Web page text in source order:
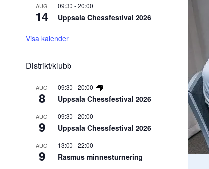
AUG
14
09:30 -20:00
Uppsala Chessfestival 2026
Visa kalender
Distrikt/klubb
AUG
8
09:30 -20:00
Uppsala Chessfestival 2026
AUG
9
09:30 -20:00
Uppsala Chessfestival 2026
AUG
9
13:00 -22:00
Rasmus minnesturnering